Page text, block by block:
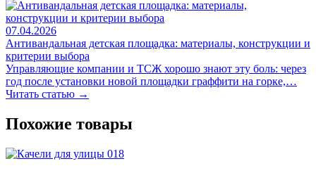
07.04.2026
Антивандальная детская площадка: материалы, конструкции и
критерии выбора
Управляющие компании и ТСЖ хорошо знают эту боль: через
год после установки новой площадки граффити на горке,…
Читать статью →
Похожие товары